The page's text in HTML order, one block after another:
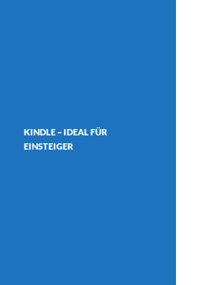
KINDLE – IDEAL FÜR
EINSTEIGER